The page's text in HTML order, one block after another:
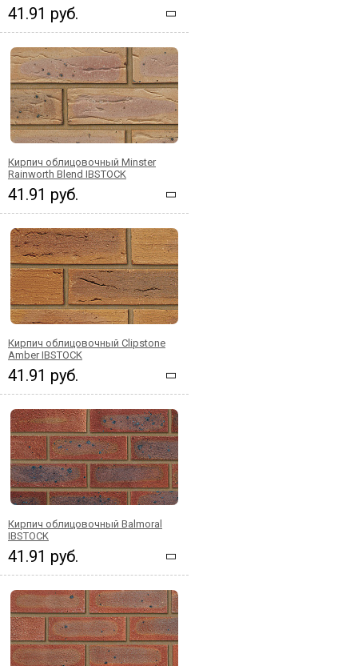
41.91 руб.
Кирпич облицовочный Minster
Rainworth Blend IBSTOCK
41.91 руб.
Кирпич облицовочный Clipstone
Amber IBSTOCK
41.91 руб.
Кирпич облицовочный Balmoral
IBSTOCK
41.91 руб.